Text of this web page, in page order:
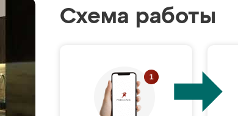
Схема работы